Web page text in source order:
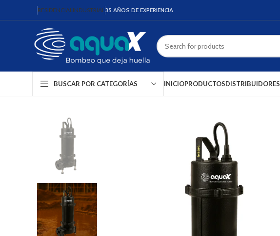
RESIDENCIAL INDUSTRIAL 35 AÑOS DE EXPERIENCIA
BUSCAR POR CATEGORÍAS INICIOPRODUCTOSDISTRIBUIDORES